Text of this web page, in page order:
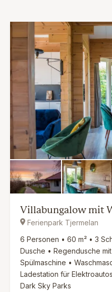
Villabungalow mit
Ferienpark Tjermelan
6 Personen • 60 m² • 3
Dusche • Regendusche
Spülmaschine •
Ladestation für
Dark Sky Parks